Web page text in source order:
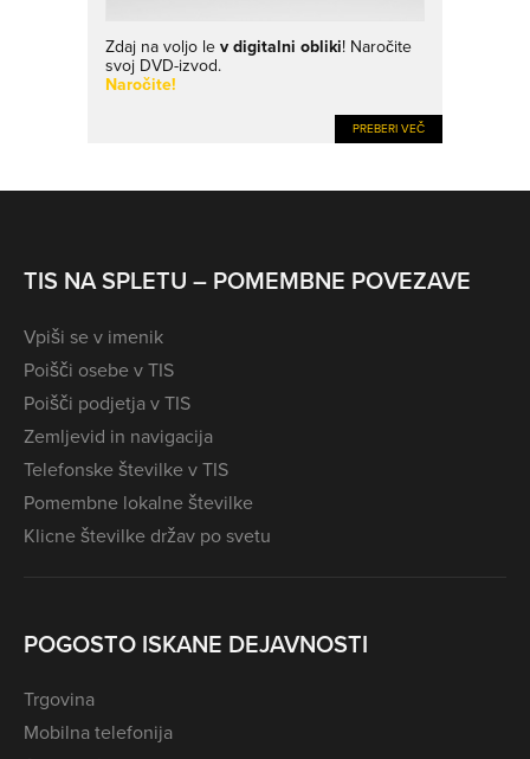
Zdaj na voljo lev digitalni obliki! Naročite
svoj DVD-izvod.
Naročite!
PREBERI VEČ
TIS NA SPLETU – POMEMBNE POVEZAVE
Vpiši se v imenik
Poišči osebe v TIS
Poišči podjetja v TIS
Zemljevid in navigacija
Telefonske številke v TIS
Pomembne lokalne številke
Klicne številke držav po svetu
POGOSTO ISKANE DEJAVNOSTI
Trgovina
Mobilna telefonija